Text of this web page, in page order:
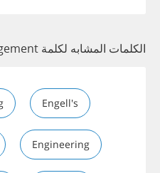
الكلمات المشابه لكلمة Engagement
Engell's
Engineering